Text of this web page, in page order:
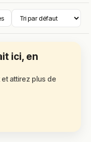
ici, en
attirez plus de